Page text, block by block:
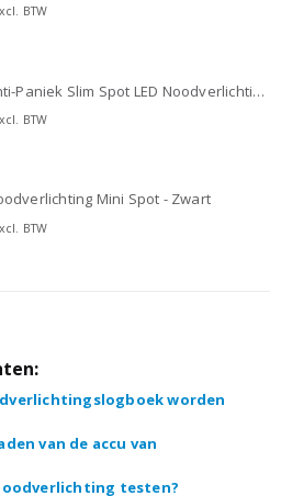
BTW
3-Fase Anti-Paniek Slim Spot LED Noodverlichting 3W - Wit
BTW
Mini Spot - Zwart
BTW
worden
van de accu van
testen?